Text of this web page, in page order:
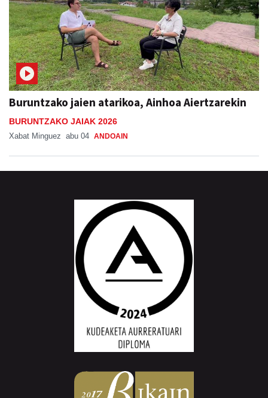
Buruntzako jaien atarikoa, Ainhoa Aiertzarekin
BURUNTZAKO JAIAK 2026
Xabat Minguez abu 04 ANDOAIN